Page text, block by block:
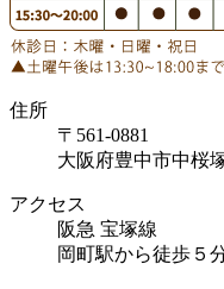
住所
〒561-0881
大阪府豊中市中桜
アクセス
阪急 宝塚線
岡町駅から徒歩５